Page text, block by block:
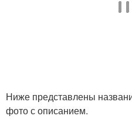
Ниже представлены
фото с описанием.